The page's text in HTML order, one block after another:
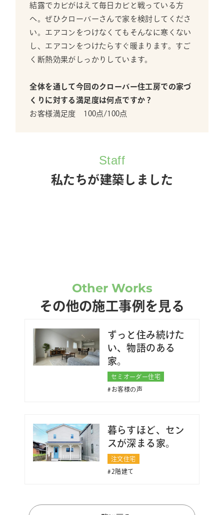
結露でカビがはえて毎日カビと戦っている方
へ。ぜひクローバーさんで家を検討してくださ
い。エアコンをつけなくてもそんなに寒くない
し、エアコンをつけたらすぐ暖まります。すご
く断熱効果がしっかりしています。
全体を通して今回のクローバー住工房での家づ
くりに対する満足度は何点ですか？
お客様満足度 100点/100点
Staff
私たちが建築しました
Other Works
その他の施工事例を見る
ずっと住み続けた
い、物語のある
家。
セミオーダー住宅
お客様の声
暮らすほど、セン
スが深まる家。
注文住宅
2階建て